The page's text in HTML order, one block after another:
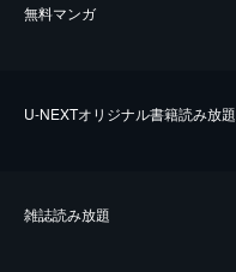
無料マンガ
U-NEXTオリジナル書籍読み放題
雑誌読み放題